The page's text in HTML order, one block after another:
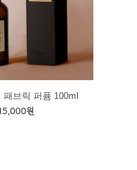
패브릭 퍼퓸 100ml
원